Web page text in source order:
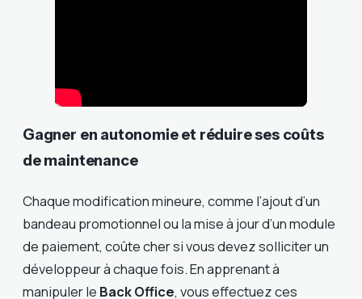
Gagner en autonomie et réduire ses coûts
de maintenance
Chaque modification mineure, comme l’ajout d’un
bandeau promotionnel ou la mise à jour d’un module
de paiement, coûte cher si vous devez solliciter un
développeur à chaque fois. En apprenant à
manipuler le Back Office, vous effectuez ces